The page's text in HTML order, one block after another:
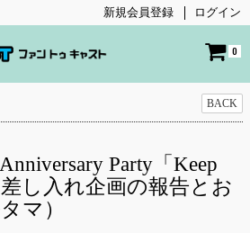
新規会員登録 ログイン
0
BACK
Party「Keep
し入れ企画の報告とお
マ）